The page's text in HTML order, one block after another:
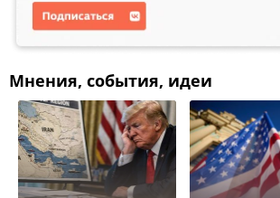
Мнения, события, идеи